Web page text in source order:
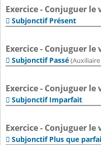
Exercice - Conjuguer le
 Subjonctif Présent
Exercice - Conjuguer le
 Subjonctif Passé
Exercice - Conjuguer le
 Subjonctif Imparfait
Exercice - Conjuguer le
 Subjonctif Plus que